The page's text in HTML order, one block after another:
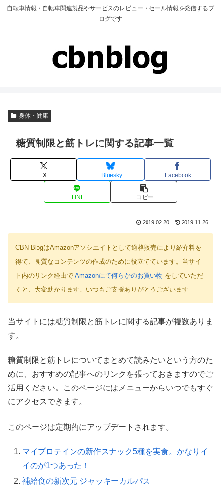
自転車情報・自転車関連製品やサービスのレビュー・セール情報を発信するブ
ログです
身体・健康
糖質制限と筋トレに関する記事一覧
X Bluesky Facebook
LINE コピー
2019.02.20 2019.11.26
CBN BlogはAmazonアソシエイトとして適格販売により紹介料を
得て、良質なコンテンツの作成のために役立てています。当サイ
ト内のリンク経由で Amazonにて何らかのお買い物 をしていただ
くと、大変助かります。いつもご支援ありがとうございます
当サイトには糖質制限と筋トレに関する記事が複数ありま
す。
糖質制限と筋トレについてまとめて読みたいという方のた
めに、おすすめの記事へのリンクを張っておきますのでご
活用ください。このページにはメニューからいつでもすぐ
にアクセスできます。
このページは定期的にアップデートされます。
マイプロテインの新作スナック5種を実食。かなりイ
イのが1つあった！
補給食の新次元 ジャッキーカルパス